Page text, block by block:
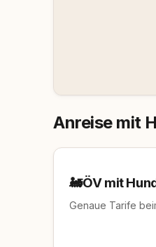
Anreise mit
🚂ÖV mit
Genaue Tarife